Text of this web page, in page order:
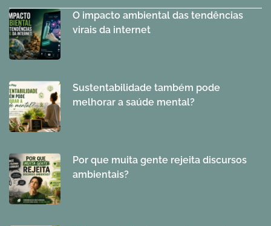
O impacto ambiental das tendências
virais da internet
Sustentabilidade também pode
melhorar a saúde mental?
Por que muita gente rejeita discursos
ambientais?